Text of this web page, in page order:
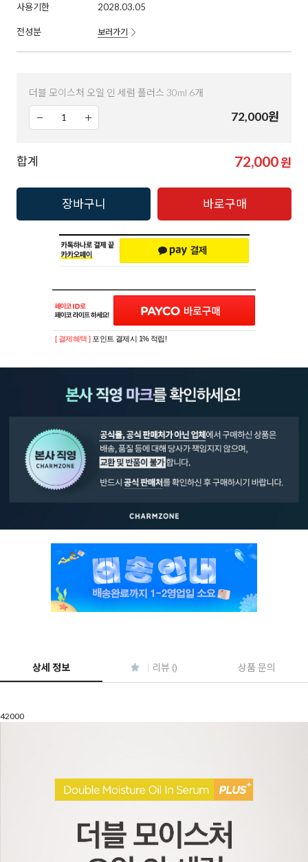
사용기한 2028.03.05
전성분 보러가기
더블 모이스처 오일 인 세럼 플러스 30ml 6개
72,000원
합계 72,000원
장바구니 바로구매
[ 결제혜택 ] 포인트 결제시 1% 적립!
상세 정보 리뷰 () 상품 문의
42000